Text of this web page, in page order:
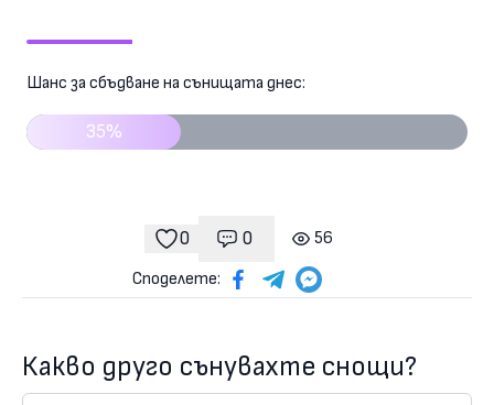
Шанс за сбъдване на сънищата днес:
35%
0
харесвания
0
Коментари
56
гледания
Споделете:
Какво друго сънувахте снощи?